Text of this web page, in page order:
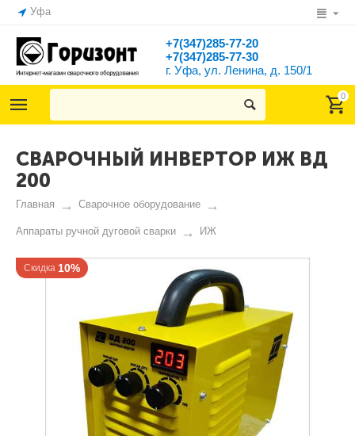
Уфа
+7(347)285-77-20
+7(347)285-77-30
г. Уфа, ул. Ленина, д. 150/1
0
СВАРОЧНЫЙ ИНВЕРТОР ИЖ ВД
200
Главная Сварочное оборудование
Аппараты ручной дуговой сварки ИЖ
Скидка 10%